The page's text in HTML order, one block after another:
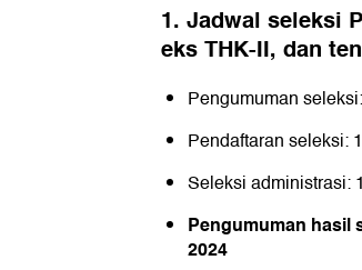
1. Jadwal seleksi
eks THK-II, dan
Pengumuman
Pendaftaran seleksi:
Seleksi administrasi:
Pengumuman hasil
2024